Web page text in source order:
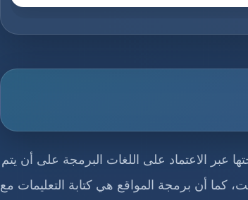
عبر الاعتماد على اللغات البرمجة على أن يتم
أن برمجة المواقع هي كتابة التعليمات مع